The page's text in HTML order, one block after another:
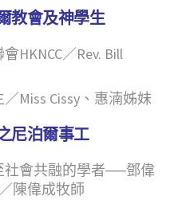
教會及神學生
HKNCC／Rev. Bill
Miss Cissy、惠湳姊妹
尼泊爾事工
社會共融的學者──鄧偉
陳偉成牧師